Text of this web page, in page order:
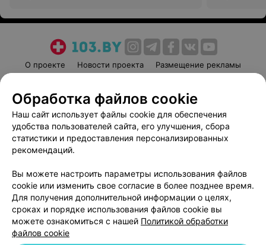
О проекте Новости проекта
Размещение рекламы
Пользовательское соглашение
Способы оплаты
Вакансии
Партнеры
Написать руководителю 103.by
Обработка персональных данных
Обработка файлов cookie
Наш сайт использует файлы cookie для обеспечения
удобства пользователей сайта, его улучшения, сбора
статистики и предоставления персонализированных
рекомендаций.
Вы можете настроить параметры использования файлов
cookie или изменить свое согласие в более позднее время.
Для получения дополнительной информации о целях,
сроках и порядке использования файлов cookie вы
можете ознакомиться с нашей Политикой обработки
файлов cookie